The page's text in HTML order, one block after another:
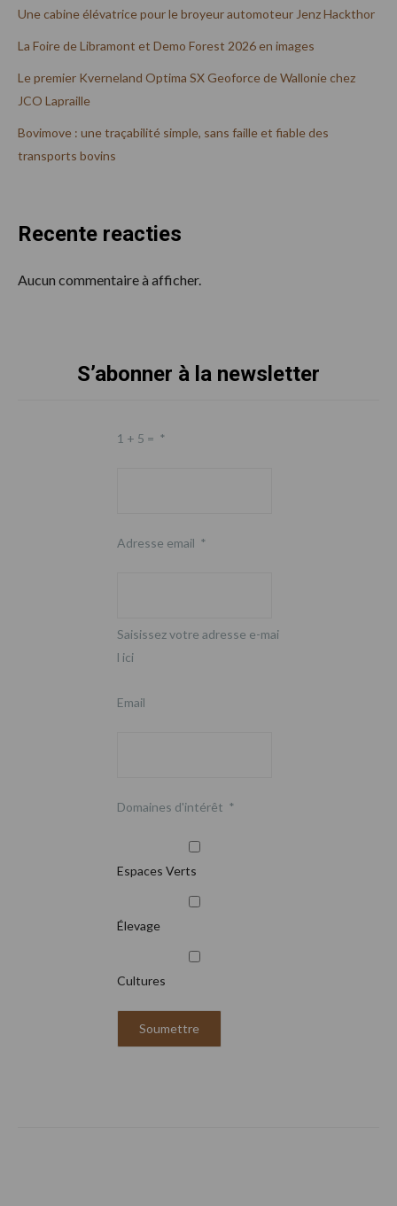
Une cabine élévatrice pour le broyeur automoteur Jenz Hackthor
La Foire de Libramont et Demo Forest 2026 en images
Le premier Kverneland Optima SX Geoforce de Wallonie chez
JCO Lapraille
Bovimove : une traçabilité simple, sans faille et fiable des
transports bovins
Recente reacties
Aucun commentaire à afficher.
S’abonner à la newsletter
1 + 5 = *
Adresse email *
Saisissez votre adresse e-mai
l ici
Email
Domaines d'intérêt *
Espaces Verts
Élevage
Cultures